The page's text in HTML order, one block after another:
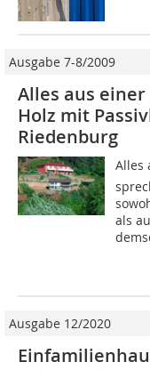
Ausgabe 7-8/2009
Alles aus
Holz mit
Riedenburg
Alles
als
Ausgabe 12/2020